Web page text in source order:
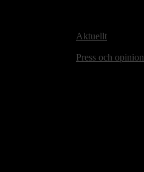
Aktuellt
Press och opinion